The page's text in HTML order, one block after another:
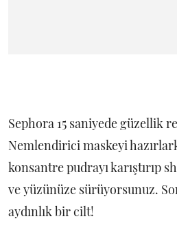
Sephora 15 saniyede güzellik
Nemlendirici maskeyi
konsantre pudrayı karıştırıp
ve yüzünüze sürüyorsunuz.
aydınlık bir cilt!